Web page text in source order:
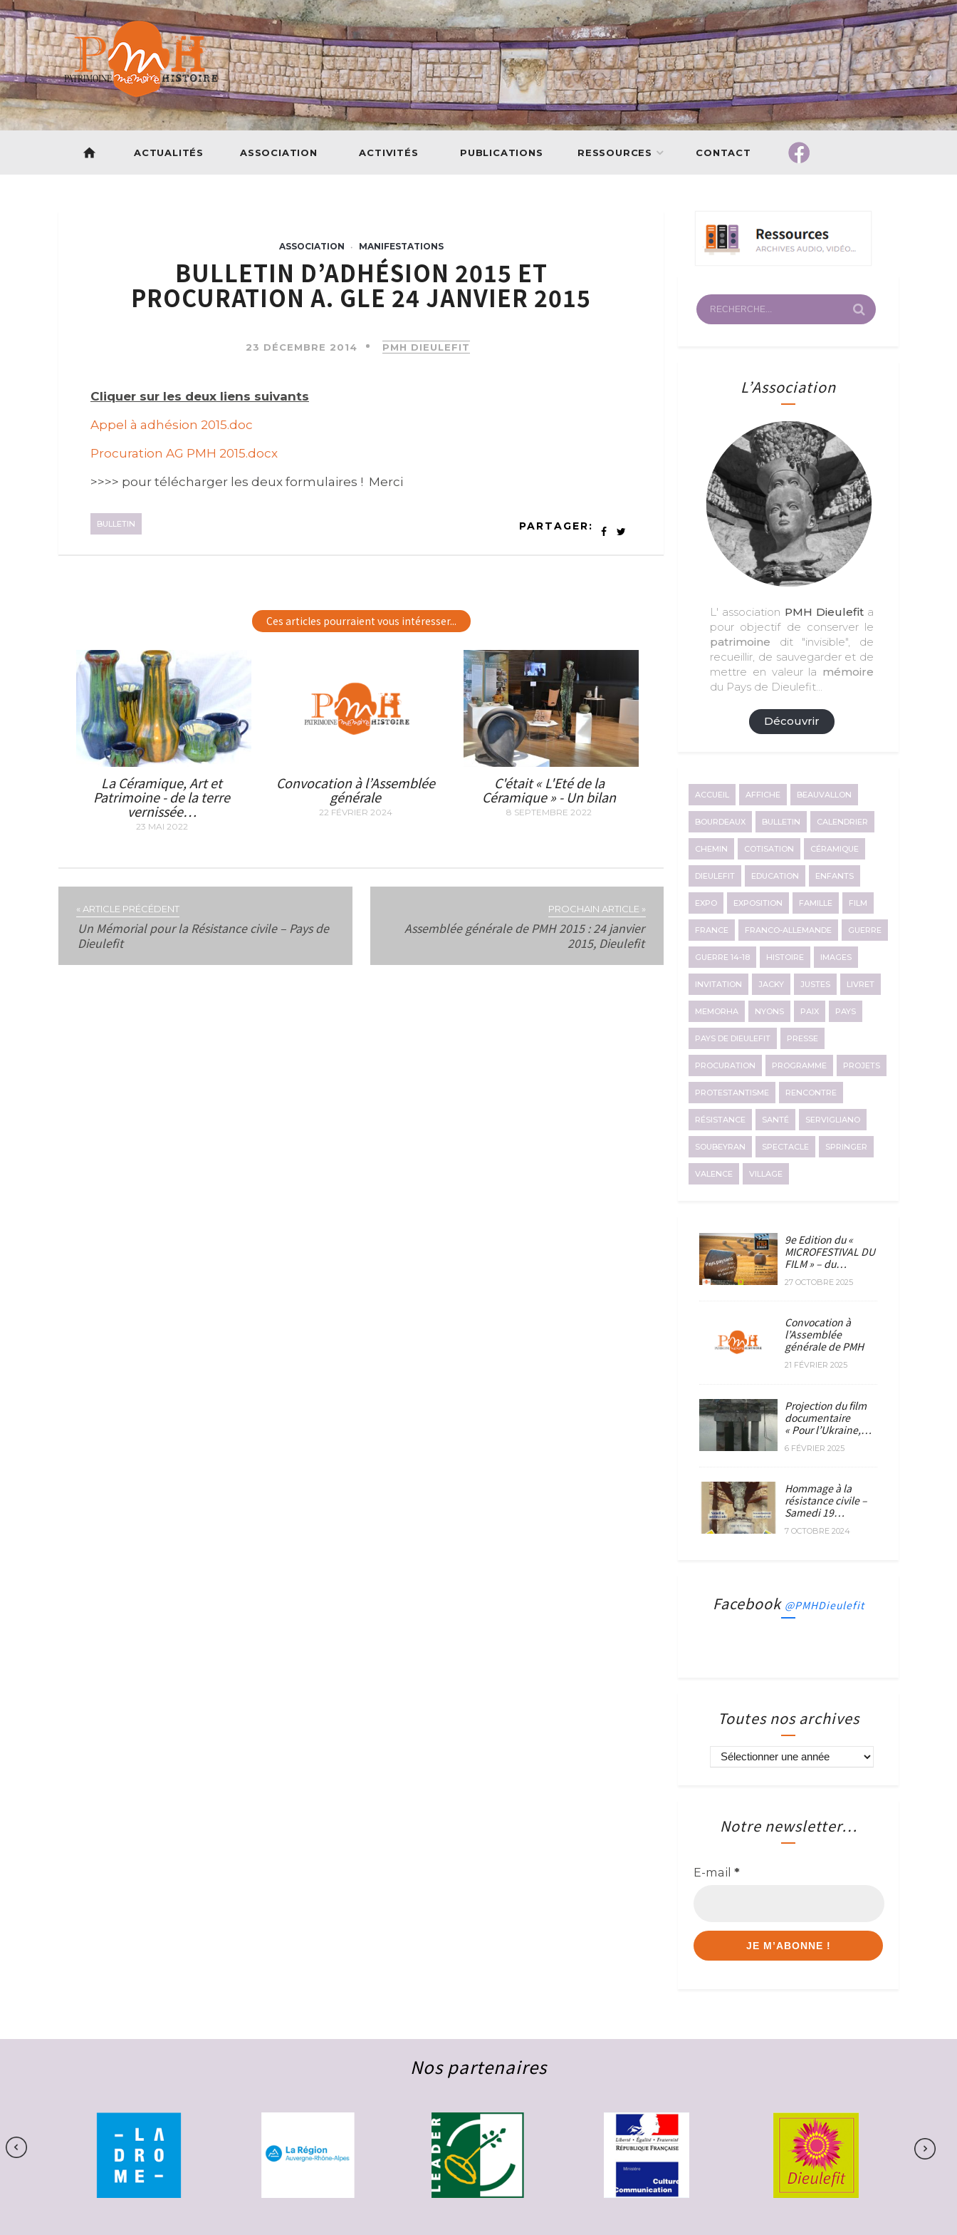
home ACTUALITÉS ASSOCIATION ACTIVITÉS PUBLICATIONS RESSOURCES CONTACT
ASSOCIATION • MANIFESTATIONS
BULLETIN D’ADHÉSION 2015 ET
PROCURATION A. GLE 24 JANVIER 2015
23 DÉCEMBRE 2014 PMH DIEULEFIT
Cliquer sur les deux liens suivants
Appel à adhésion 2015.doc
Procuration AG PMH 2015.docx
>>>> pour télécharger les deux formulaires ! Merci
BULLETIN PARTAGER:
Ces articles pourraient vous intéresser...
La Céramique, Art et
Patrimoine - de la terre
vernissée…
23 MAI 2022
Convocation à l’Assemblée
générale
22 FÉVRIER 2024
C'était « L'Eté de la
Céramique » - Un bilan
8 SEPTEMBRE 2022
« ARTICLE PRÉCÉDENT
Un Mémorial pour la Résistance civile – Pays de
Dieulefit
PROCHAIN ARTICLE »
Assemblée générale de PMH 2015 : 24 janvier
2015, Dieulefit
L’Association
L' association PMH Dieulefita
pour objectif de conserver le
patrimoine dit "invisible", de
recueillir, de sauvegarder et de
mettre en valeur la mémoire
du Pays de Dieulefit...
Découvrir
ACCUEIL AFFICHE BEAUVALLON
BOURDEAUX BULLETIN CALENDRIER
CHEMIN COTISATION CÉRAMIQUE
DIEULEFIT EDUCATION ENFANTS
EXPO EXPOSITION FAMILLE FILM
FRANCE FRANCO-ALLEMANDE GUERRE
GUERRE 14-18 HISTOIRE IMAGES
INVITATION JACKY JUSTES LIVRET
MEMORHA NYONS PAIX PAYS
PAYS DE DIEULEFIT PRESSE
PROCURATION PROGRAMME PROJETS
PROTESTANTISME RENCONTRE
RÉSISTANCE SANTÉ SERVIGLIANO
SOUBEYRAN SPECTACLE SPRINGER
VALENCE VILLAGE
9e Edition du «
MICROFESTIVAL DU
FILM » – du…
27 OCTOBRE 2025
Convocation à
l’Assemblée
générale de PMH
21 FÉVRIER 2025
Projection du film
documentaire
« Pour l’Ukraine,…
6 FÉVRIER 2025
Hommage à la
résistance civile –
Samedi 19…
7 OCTOBRE 2024
Facebook @PMHDieulefit
Toutes nos archives
Notre newsletter…
E-mail *
Nos partenaires